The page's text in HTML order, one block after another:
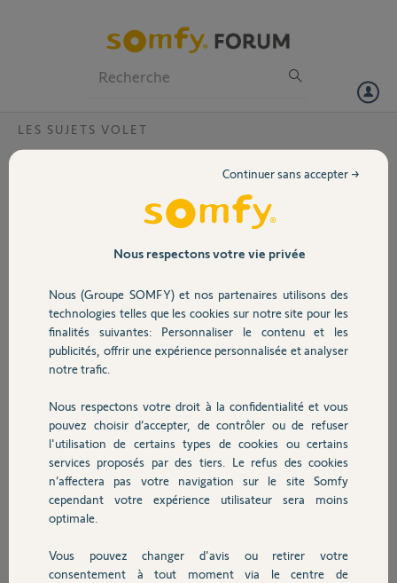
Volet
Sécurité
Domotique
Chauffage
Autres produits
Devis avec un pro
LES SUJETS VOLET
Bonjour, lors de l’installation de volet roulant électrique Somfy sur
mon téléphone portable, les cinq premiers moteurs n’ont posé aucun
problème. Par contre sur le sixième, on me demande d’aller
rechercher une clé, je possède une TaHoma V2, pouvez-vous m’aider
Merci,
Patrick M.
il y a 10 mois
Participer au fil de discussion
Réponses
Bonjour
Jean-Luc B. il y a 10 mois
Nous respectons votre vie privée
Nous (Groupe SOMFY) et nos partenaires utilisons des
technologies telles que les cookies sur notre site pour les
finalités suivantes: Personnaliser le contenu et les
publicités, offrir une expérience personnalisée et analyser
notre trafic.
Nous respectons votre droit à la confidentialité et vous
pouvez choisir d’accepter, de contrôler ou de refuser
l'utilisation de certains types de cookies ou certains
services proposés par des tiers. Le refus des cookies
n’affectera pas votre navigation sur le site Somfy
cependant votre expérience utilisateur sera moins
optimale.
Vous pouvez changer d'avis ou retirer votre
consentement à tout moment via le centre de
Continuer sans accepter →